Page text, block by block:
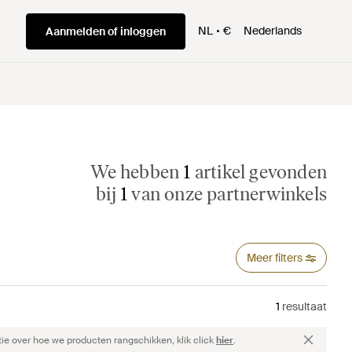
Aanmelden of inloggen NL € Nederlands
We hebben 1 artikel gevonden
bij 1van onze partnerwinkels
Meer filters
1 resultaat
over hoe we producten rangschikken, klik clickhier.